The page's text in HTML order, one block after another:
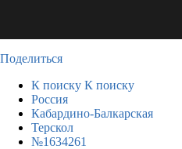
Поделиться
К поиску К поиску
Россия
Кабардино-Балкарская
Терскол
№1634261